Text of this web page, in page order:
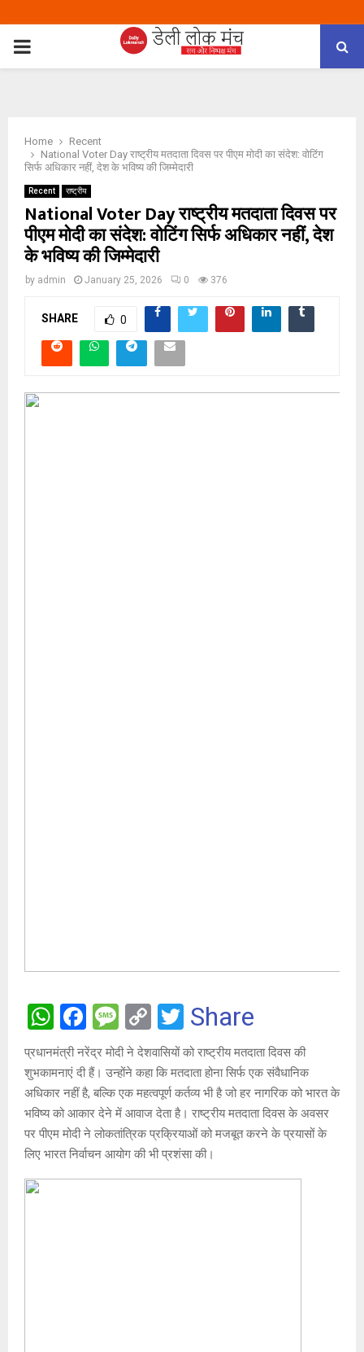
PRIMARY
Home
Recent
National Voter Day राष्ट्रीय मतदाता दिवस पर पीएम मोदी का संदेश: वोटिंग
सिर्फ अधिकार नहीं, देश के भविष्य की जिम्मेदारी
Recent राष्ट्रीय
National Voter Day राष्ट्रीय मतदाता दिवस पर
पीएम मोदी का संदेश: वोटिंग सिर्फ अधिकार नहीं, देश
के भविष्य की जिम्मेदारी
by admin January 25, 2026 0 376
SHARE 0
W
h
at
s
A
p
p
F
a
ce
b
o
o
k
M
es
s
a
g
e
C
o
py
Li
n
k
T
wi
tt
er
Share
प्रधानमंत्री नरेंद्र मोदी ने देशवासियों को राष्ट्रीय मतदाता दिवस की
शुभकामनाएं दी हैं। उन्होंने कहा कि मतदाता होना सिर्फ एक संवैधानिक
अधिकार नहीं है, बल्कि एक महत्वपूर्ण कर्तव्य भी है जो हर नागरिक को भारत के
भविष्य को आकार देने में आवाज देता है। राष्ट्रीय मतदाता दिवस के अवसर
पर पीएम मोदी ने लोकतांत्रिक प्रक्रियाओं को मजबूत करने के प्रयासों के
लिए भारत निर्वाचन आयोग की भी प्रशंसा की।